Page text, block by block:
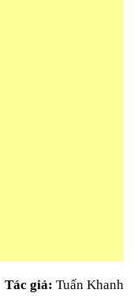
Tác giả: Tuấn Khanh